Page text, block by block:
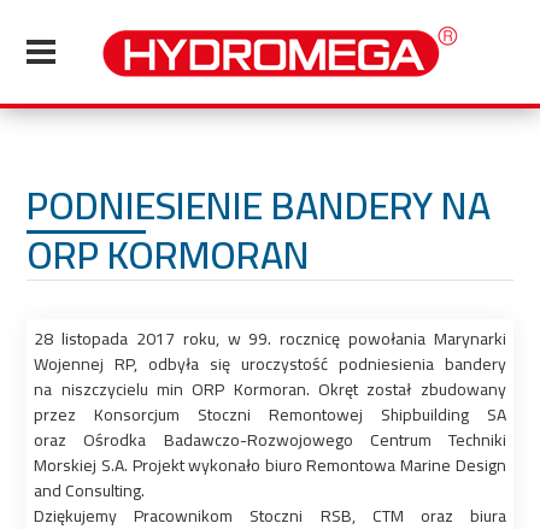
PODNIESIENIE BANDERY NA
ORP KORMORAN
28 listopada 2017 roku, w 99. rocznicę powołania Marynarki
Wojennej RP, odbyła się uroczystość podniesienia bandery
na niszczycielu min ORP Kormoran. Okręt został zbudowany
przez Konsorcjum Stoczni Remontowej Shipbuilding SA
oraz Ośrodka Badawczo-Rozwojowego Centrum Techniki
Morskiej S.A. Projekt wykonało biuro Remontowa Marine Design
and Consulting.
Dziękujemy Pracownikom Stoczni RSB, CTM oraz biura